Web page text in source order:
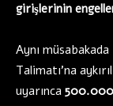
girişlerinin
Aynı müsabakada
Talimatı’na
uyarınca